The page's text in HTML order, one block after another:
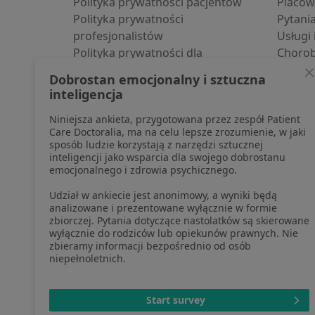
Polityka prywatności
profesjonalistów
Polityka prywatności dla
pozyskaliśmy samodzielnie
Polityka cookies
Jak działają wyniki wyszukiwania
Dostępność
O nas
Praca Rekrutujemy!
Partnerzy
Centrum prasowe
Kontakt
Pomoc
Blog
otwiera się w
otwiera
Dobrostan emocjonalny i sztuczna
inteligencja
Niniejsza ankieta, przygotowana przez zespół Patient
Care Doctoralia, ma na celu lepsze zrozumienie, w jaki
sposób ludzie korzystają z narzędzi sztucznej
inteligencji jako wsparcia dla swojego dobrostanu
emocjonalnego i zdrowia psychicznego.
Udział w ankiecie jest anonimowy, a wyniki będą
analizowane i prezentowane wyłącznie w formie
zbiorczej. Pytania dotyczące nastolatków są skierowane
wyłącznie do rodziców lub opiekunów prawnych. Nie
zbieramy informacji bezpośrednio od osób
niepełnoletnich.
Start survey